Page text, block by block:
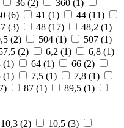
36 (2) 360 (1)
(6) 41 (1) 44 (11)
(3) 48 (17) 48,2 (1)
(2) 504 (1) 507 (1)
(2) 6,2 (1) 6,8 (1)
(1) 64 (1) 66 (2)
(1) 7,5 (1) 7,8 (1)
) 87 (1) 89,5 (1)
10,3 (2) 10,5 (3)